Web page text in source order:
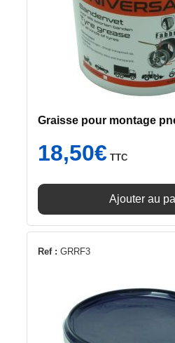
Graisse pour montage
18,50€ TTC
Ajouter au
Ref : GRRF3